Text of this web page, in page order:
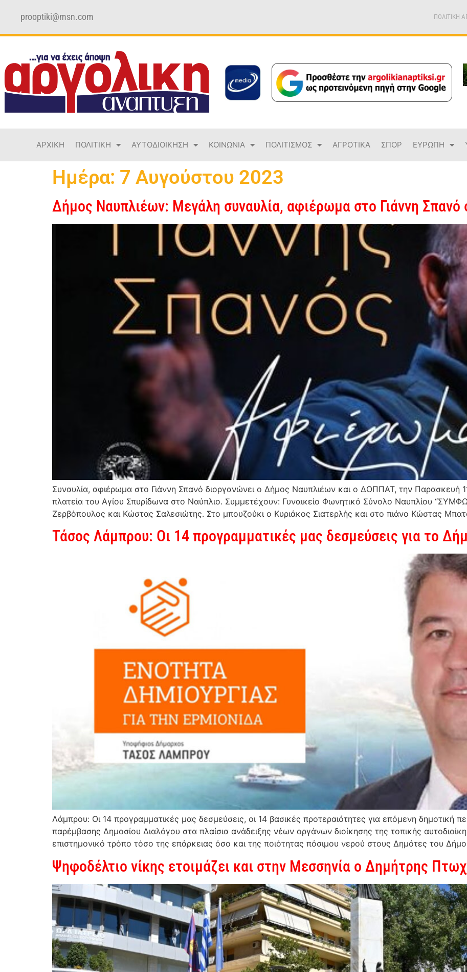
prooptiki@msn.com ΠΟΛΙΤΙΚΗ
ΑΡΧΙΚΗ ΠΟΛΙΤΙΚΗ ΑΥΤΟΔΙΟΙΚΗΣΗ ΚΟΙΝΩΝΙΑ ΠΟΛΙΤΙΣΜΟΣ ΑΓΡΟΤΙΚΑ ΣΠΟΡ ΕΥΡΩΠΗ
Ημέρα: 7 Αυγούστου 2023
Δήμος Ναυπλιέων: Μεγάλη συναυλία, αφιέρωμα στο Γιάννη Σπανό
Συναυλία, αφιέρωμα στο Γιάννη Σπανό διοργανώνει ο Δήμος Ναυπλιέων και ο ΔΟΠΠΑΤ, την Παρασκευή
πλατεία του Αγίου Σπυρίδωνα στο Ναύπλιο. Συμμετέχουν: Γυναικείο Φωνητικό Σύνολο Ναυπλίου
Ζερβόπουλος και Κώστας Σαλεσιώτης. Στο μπουζούκι ο Κυριάκος Σιατερλής και στο πιάνο Κώστας
Τάσος Λάμπρου: Οι 14 προγραμματικές μας δεσμεύσεις για το
Λάμπρου: Οι 14 προγραμματικές μας δεσμεύσεις, οι 14 βασικές προτεραιότητες για επόμενη
παρέμβασης Δημοσίου Διαλόγου στα πλαίσια ανάδειξης νέων οργάνων διοίκησης της τοπικής
επιστημονικό τρόπο τόσο της επάρκειας όσο και της ποιότητας πόσιμου νερού στους Δημότες του
Ψηφοδέλτιο νίκης ετοιμάζει και στην Μεσσηνία ο Δημήτρης